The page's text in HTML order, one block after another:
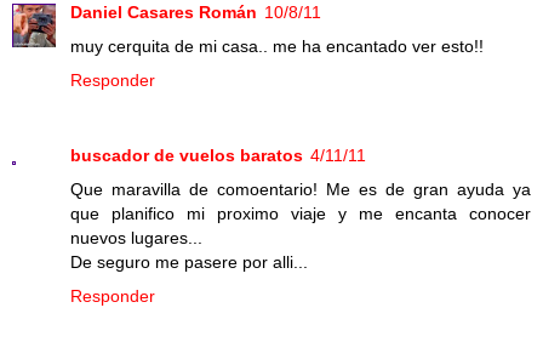
Daniel Casares Román 10/8/11
muy cerquita de mi casa.. me ha encantado ver esto!!
Responder
buscador de vuelos baratos 4/11/11
Que maravilla de comoentario! Me es de gran ayuda ya
que planifico mi proximo viaje y me encanta conocer
nuevos lugares...
De seguro me pasere por alli...
Responder